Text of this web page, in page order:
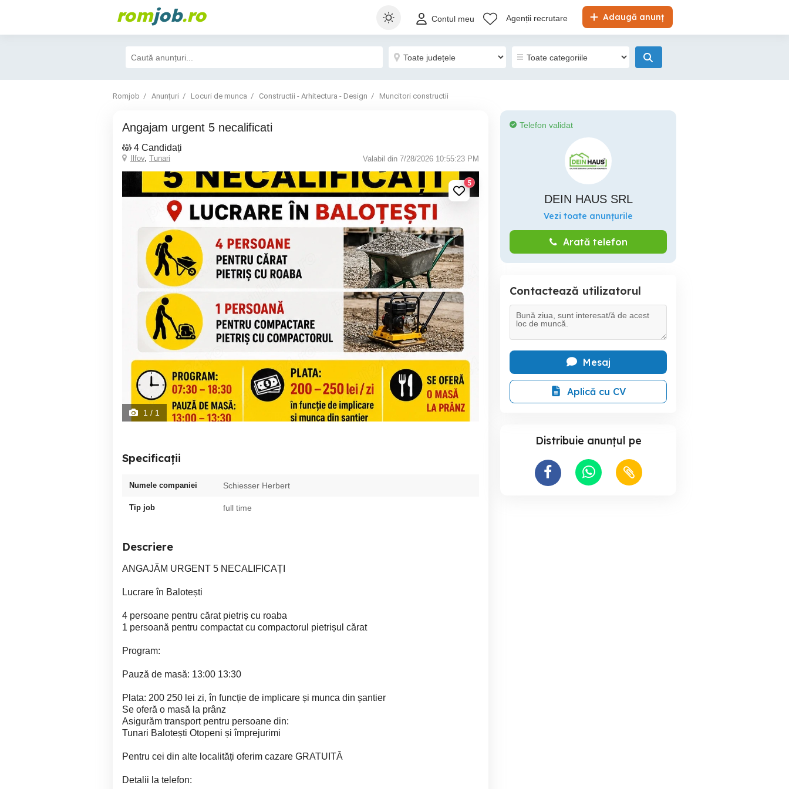
romjob.ro Adaugă anunț
Contul meu Agenții recrutare
Romjob Anunțuri Locuri de munca Constructii - Arhitectura - Design Muncitori constructii
Angajam urgent 5 necalificati
4 Candidați
Ilfov, Tunari Valabil din 7/28/2026 10:55:23 PM
5
1 / 1
Specificații
Numele companiei Schiesser Herbert
Tip job full time
Descriere
ANGAJĂM URGENT 5 NECALIFICAȚI
Lucrare în Balotești
4 persoane pentru cărat pietriș cu roaba
1 persoană pentru compactat cu compactorul pietrișul cărat
Program:
Pauză de masă: 13:00 13:30
Plata: 200 250 lei zi, în funcție de implicare și munca din șantier
Se oferă o masă la prânz
Asigurăm transport pentru persoane din:
Tunari Balotești Otopeni și împrejurimi
Pentru cei din alte localități oferim cazare GRATUITĂ
Detalii la telefon:
Telefon validat
DEIN HAUS SRL
Vezi toate anunțurile
Arată telefon
Contactează utilizatorul
Mesaj
Aplică cu CV
Distribuie anunțul pe